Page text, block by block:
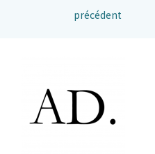
précédent